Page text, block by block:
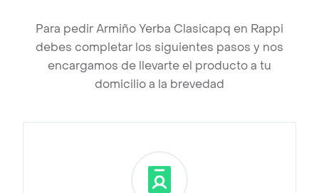
Para pedir Armiño Yerba Clasicapq en Rappi
debes completar los siguientes pasos y nos
encargamos de llevarte el producto a tu
domicilio a la brevedad